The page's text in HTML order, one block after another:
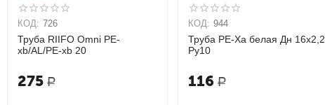
КОД: 726
Труба RIIFO Omni PE-
xb/AL/PE-xb 20
275 Р
КОД: 944
Труба PE-Xa белая Дн 16х2,2
Ру10
116 Р